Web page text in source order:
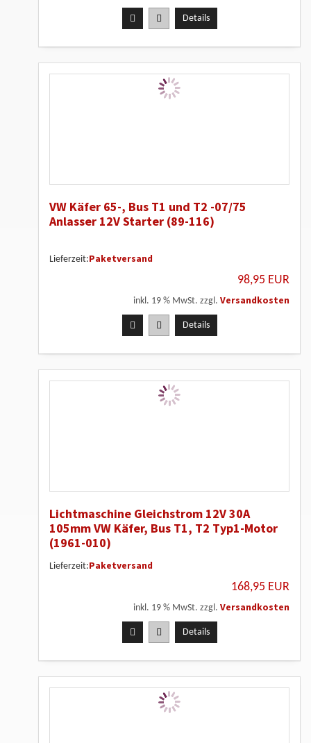
Details
VW Käfer 65-, Bus T1 und T2 -07/75
Anlasser 12V Starter (89-116)
Lieferzeit:Paketversand
98,95 EUR
inkl. 19 % MwSt. zzgl. Versandkosten
Details
Lichtmaschine Gleichstrom 12V 30A
105mm VW Käfer, Bus T1, T2 Typ1-Motor
(1961-010)
Lieferzeit:Paketversand
168,95 EUR
inkl. 19 % MwSt. zzgl. Versandkosten
Details